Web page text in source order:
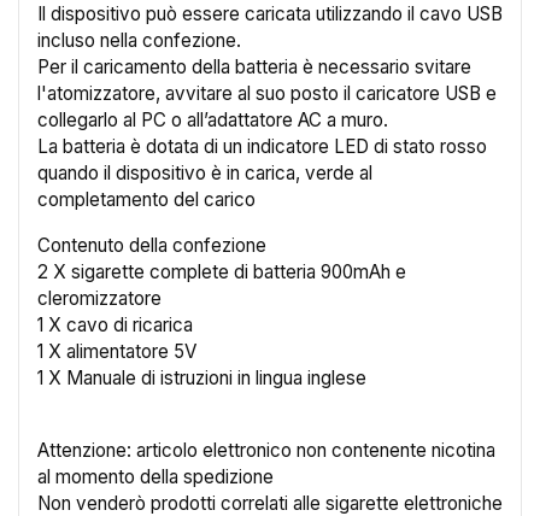
Il dispositivo può essere caricata utilizzando il cavo USB
incluso nella confezione.
Per il caricamento della batteria è necessario svitare
l'atomizzatore, avvitare al suo posto il caricatore USB e
collegarlo al PC o all’adattatore AC a muro.
La batteria è dotata di un indicatore LED di stato rosso
quando il dispositivo è in carica, verde al
completamento del carico
Contenuto della confezione
2 X sigarette complete di batteria 900mAh e
cleromizzatore
1 X cavo di ricarica
1 X alimentatore 5V
1 X Manuale di istruzioni in lingua inglese
Attenzione: articolo elettronico non contenente nicotina
al momento della spedizione
Non venderò prodotti correlati alle sigarette elettroniche
Annulla Crea lista dei desideri